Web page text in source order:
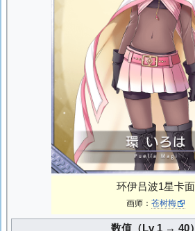
环伊吕波1星卡面
画师： 苍树梅
数值（Lv 1 → 40）